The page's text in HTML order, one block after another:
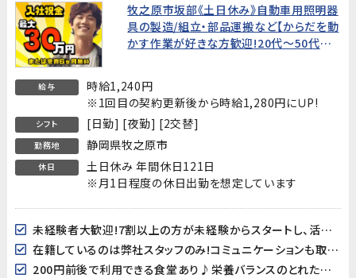
牧之原市坂部《土日休み》自動車用照明器
具の製造/組立・部品運搬など【からだを動
かす作業が好きな方歓迎!20代～50代男
給与
時給1,240円
※1回目の契約更新後から時給1,280円にＵP!
シフト [日勤] [夜勤] [2交替]
勤務地 静岡県牧之原市
休日
土日休み 年間休日121日
※月1日程度の休日出勤を想定しています
未経験者大歓迎!7割以上の方が未経験からスタートし、活躍されています!弊社管理者が常駐していますので、相談事などもし易い環境です
在籍しているのは弊社スタッフのみ!コミュニケーションも取り易く、初心者の方にもしっかりフォローが付きます!
200円前後で利用できる食堂あり♪栄養バランスのとれたメニューが揃っています!